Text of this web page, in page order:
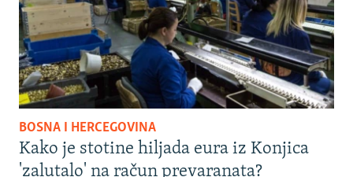
BOSNA I HERCEGOVINA
Kako je stotine hiljada eura iz Konjica
'zalutalo' na račun prevaranata?